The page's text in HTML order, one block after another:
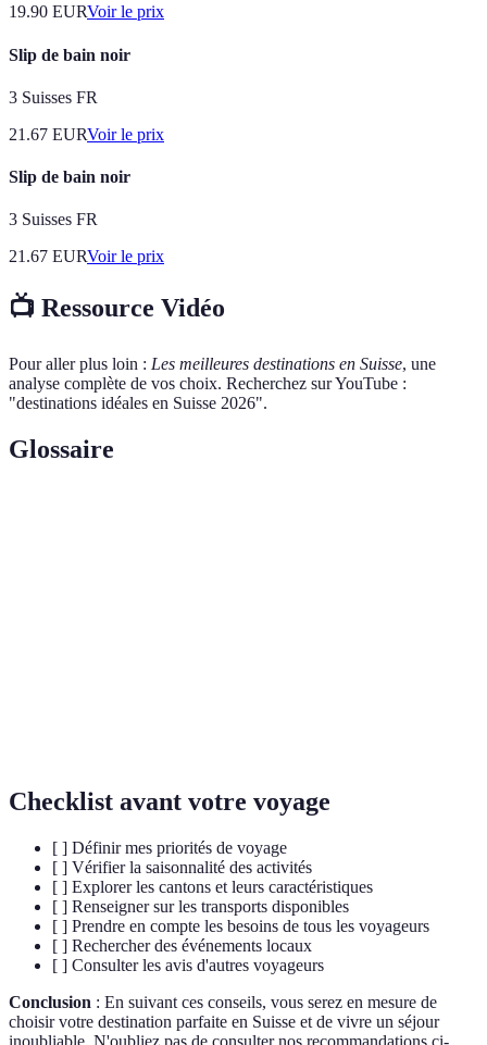
19.90 EURVoir le prix
Slip de bain noir
3 Suisses FR
21.67 EURVoir le prix
Slip de bain noir
3 Suisses FR
21.67 EURVoir le prix
📺 Ressource Vidéo
Pour aller plus loin : Les meilleures destinations en Suisse, une
analyse complète de vos choix. Recherchez sur YouTube :
"destinations idéales en Suisse 2026".
Glossaire
Checklist avant votre voyage
[ ] Définir mes priorités de voyage
[ ] Vérifier la saisonnalité des activités
[ ] Explorer les cantons et leurs caractéristiques
[ ] Renseigner sur les transports disponibles
[ ] Prendre en compte les besoins de tous les voyageurs
[ ] Rechercher des événements locaux
[ ] Consulter les avis d'autres voyageurs
Conclusion : En suivant ces conseils, vous serez en mesure de
choisir votre destination parfaite en Suisse et de vivre un séjour
inoubliable. N'oubliez pas de consulter nos recommandations ci-